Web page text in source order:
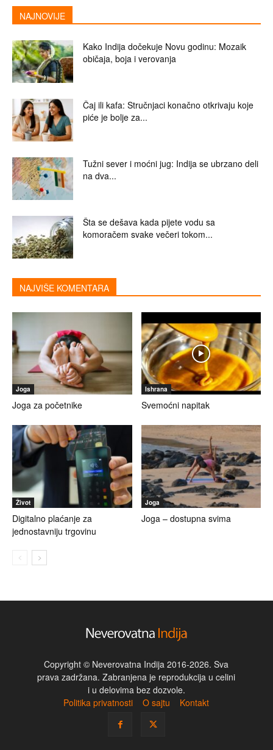
NAJNOVIJE
Kako Indija dočekuje Novu godinu: Mozaik
običaja, boja i verovanja
Čaj ili kafa: Stručnjaci konačno otkrivaju koje
piće je bolje za...
Tužni sever i moćni jug: Indija se ubrzano deli
na dva...
Šta se dešava kada pijete vodu sa
komoračem svake večeri tokom...
NAJVIŠE KOMENTARA
Joga
Joga za početnike
Ishrana
Svemoćni napitak
Život
Digitalno plaćanje za
jednostavniju trgovinu
Joga
Joga – dostupna svima
Copyright © Neverovatna Indija 2016-2026. Sva
prava zadržana. Zabranjena je reprodukcija u celini
i u delovima bez dozvole.
Politika privatnosti
O sajtu Kontakt